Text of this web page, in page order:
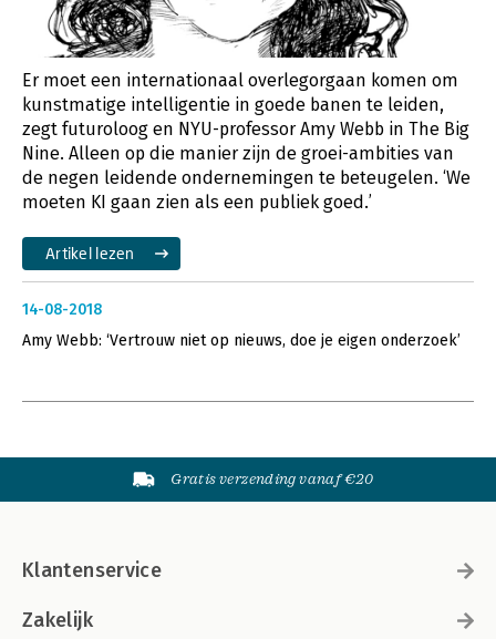
Er moet een internationaal overlegorgaan komen om
kunstmatige intelligentie in goede banen te leiden,
zegt futuroloog en NYU-professor Amy Webb in The Big
Nine. Alleen op die manier zijn de groei-ambities van
de negen leidende ondernemingen te beteugelen. ‘We
moeten KI gaan zien als een publiek goed.’
Artikel lezen
14-08-2018
Amy Webb: ‘Vertrouw niet op nieuws, doe je eigen onderzoek’
Gratis verzending vanaf €20
Klantenservice
Zakelijk